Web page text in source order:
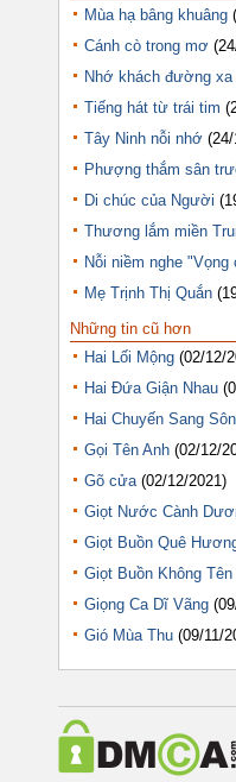
Mùa hạ bâng khuâng
Cánh cò trong mơ
Nhớ khách đường xa
Tiếng hát từ trái tim
Tây Ninh nỗi nhớ
Phượng thắm sân
Di chúc của Người
Thương lắm miền
Nỗi niềm nghe "Vọng
Mẹ Trịnh Thị Quắn
Những tin cũ hơn
Hai Lối Mộng (02/12/
Hai Đứa Giận Nhau
Hai Chuyến Sang
Gọi Tên Anh (02/12/
Gõ cửa (02/12/2021)
Giọt Nước Cành
Giọt Buồn Quê
Giọt Buồn Không Tên
Giọng Ca Dĩ Vãng
Gió Mùa Thu (09/11/